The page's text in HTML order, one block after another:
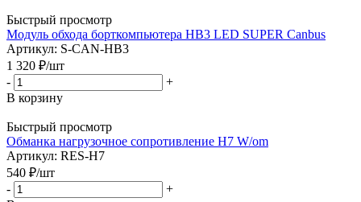
Быстрый просмотр
Модуль обхода борткомпьютера HB3 LED SUPER Canbus
Артикул: S-CAN-HB3
1 320 ₽/шт
-
+
В корзину
Быстрый просмотр
Обманка нагрузочное сопротивление H7 W/оm
Артикул: RES-H7
540 ₽/шт
-
+